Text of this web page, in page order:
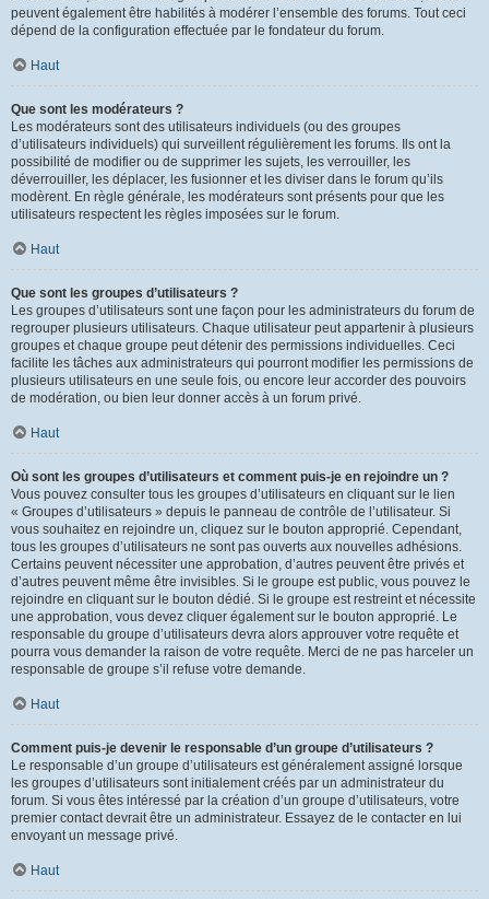
peuvent également être habilités à modérer l’ensemble des forums. Tout ceci
dépend de la configuration effectuée par le fondateur du forum.
Haut
Que sont les modérateurs ?
Les modérateurs sont des utilisateurs individuels (ou des groupes
d’utilisateurs individuels) qui surveillent régulièrement les forums. Ils ont la
possibilité de modifier ou de supprimer les sujets, les verrouiller, les
déverrouiller, les déplacer, les fusionner et les diviser dans le forum qu’ils
modèrent. En règle générale, les modérateurs sont présents pour que les
utilisateurs respectent les règles imposées sur le forum.
Haut
Que sont les groupes d’utilisateurs ?
Les groupes d’utilisateurs sont une façon pour les administrateurs du forum de
regrouper plusieurs utilisateurs. Chaque utilisateur peut appartenir à plusieurs
groupes et chaque groupe peut détenir des permissions individuelles. Ceci
facilite les tâches aux administrateurs qui pourront modifier les permissions de
plusieurs utilisateurs en une seule fois, ou encore leur accorder des pouvoirs
de modération, ou bien leur donner accès à un forum privé.
Haut
Où sont les groupes d’utilisateurs et comment puis-je en rejoindre un ?
Vous pouvez consulter tous les groupes d’utilisateurs en cliquant sur le lien
« Groupes d’utilisateurs » depuis le panneau de contrôle de l’utilisateur. Si
vous souhaitez en rejoindre un, cliquez sur le bouton approprié. Cependant,
tous les groupes d’utilisateurs ne sont pas ouverts aux nouvelles adhésions.
Certains peuvent nécessiter une approbation, d’autres peuvent être privés et
d’autres peuvent même être invisibles. Si le groupe est public, vous pouvez le
rejoindre en cliquant sur le bouton dédié. Si le groupe est restreint et nécessite
une approbation, vous devez cliquer également sur le bouton approprié. Le
responsable du groupe d’utilisateurs devra alors approuver votre requête et
pourra vous demander la raison de votre requête. Merci de ne pas harceler un
responsable de groupe s’il refuse votre demande.
Haut
Comment puis-je devenir le responsable d’un groupe d’utilisateurs ?
Le responsable d’un groupe d’utilisateurs est généralement assigné lorsque
les groupes d’utilisateurs sont initialement créés par un administrateur du
forum. Si vous êtes intéressé par la création d’un groupe d’utilisateurs, votre
premier contact devrait être un administrateur. Essayez de le contacter en lui
envoyant un message privé.
Haut